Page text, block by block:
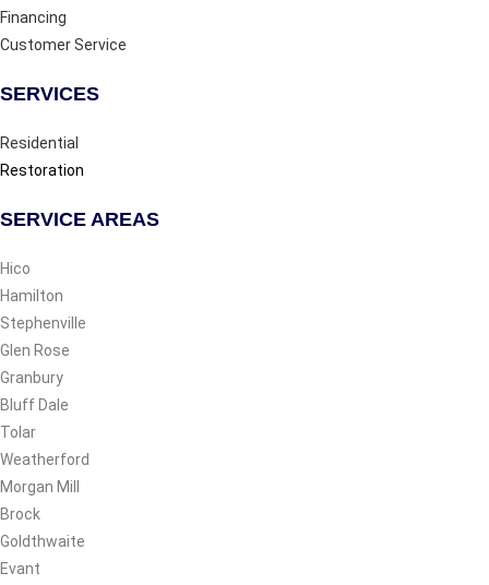
Financing
Customer Service
SERVICES
Residential
Restoration
SERVICE AREAS
Hico
Hamilton
Stephenville
Glen Rose
Granbury
Bluff Dale
Tolar
Weatherford
Morgan Mill
Brock
Goldthwaite
Evant